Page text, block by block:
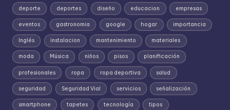
deporte deportes diseño educacion empresas
eventos gastronomia google hogar importancia
Inglés instalacion mantenimiento materiales
moda Música niños pisos planificación
profesionales ropa ropa deportiva salud
seguridad Seguridad Vial servicios señalización
smartphone tapetes tecnología tipos